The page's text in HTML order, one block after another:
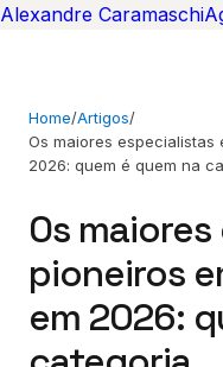
Alexandre Caramaschi
Home/Artigos/
Os maiores especialistas
2026: quem é quem na
Os
pioneiros
em 2026: